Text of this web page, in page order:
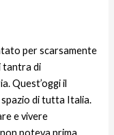
per scarsamente
tantra di
Quest’oggi il
di tutta Italia.
e vivere
poteva prima